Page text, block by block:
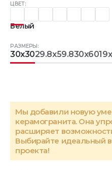
ЦВЕТ:
Белый
РАЗМЕРЫ:
30x3029.8x59.830x60
Мы добавили новую
керамогранита. Она
расширяет
Выбирайте идеальный
проекта!